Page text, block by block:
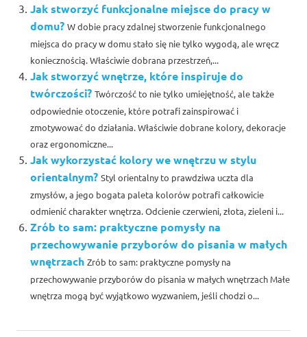
Jak stworzyć funkcjonalne miejsce do pracy w
domu? W dobie pracy zdalnej stworzenie funkcjonalnego
miejsca do pracy w domu stało się nie tylko wygodą, ale wręcz
koniecznością. Właściwie dobrana przestrzeń,...
Jak stworzyć wnętrze, które inspiruje do
twórczości? Twórczość to nie tylko umiejętność, ale także
odpowiednie otoczenie, które potrafi zainspirować i
zmotywować do działania. Właściwie dobrane kolory, dekoracje
oraz ergonomiczne...
Jak wykorzystać kolory we wnętrzu w stylu
orientalnym? Styl orientalny to prawdziwa uczta dla
zmysłów, a jego bogata paleta kolorów potrafi całkowicie
odmienić charakter wnętrza. Odcienie czerwieni, złota, zieleni i...
Zrób to sam: praktyczne pomysły na
przechowywanie przyborów do pisania w małych
wnętrzach Zrób to sam: praktyczne pomysły na
przechowywanie przyborów do pisania w małych wnętrzach Małe
wnętrza mogą być wyjątkowo wyzwaniem, jeśli chodzi o...